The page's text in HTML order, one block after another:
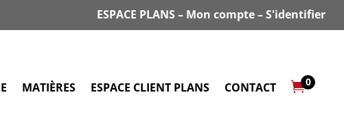
ESPACE PLANS– Mon compte–S'identifier
MATIÈRES ESPACE CLIENT PLANS CONTACT 0